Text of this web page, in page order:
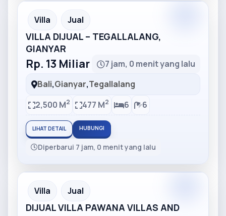
Partner Ad
Villa Jual
VILLA DIJUAL – TEGALLALANG,
GIANYAR
Rp. 13 Miliar
7 jam, 0 menit yang lalu
Bali,Gianyar,Tegallalang
2,500 M2 477 M2 6 6
LIHAT DETAIL HUBUNGI
Diperbarui 7 jam, 0 menit yang lalu
Partner Ad
Villa Jual
DIJUAL VILLA PAWANA VILLAS AND